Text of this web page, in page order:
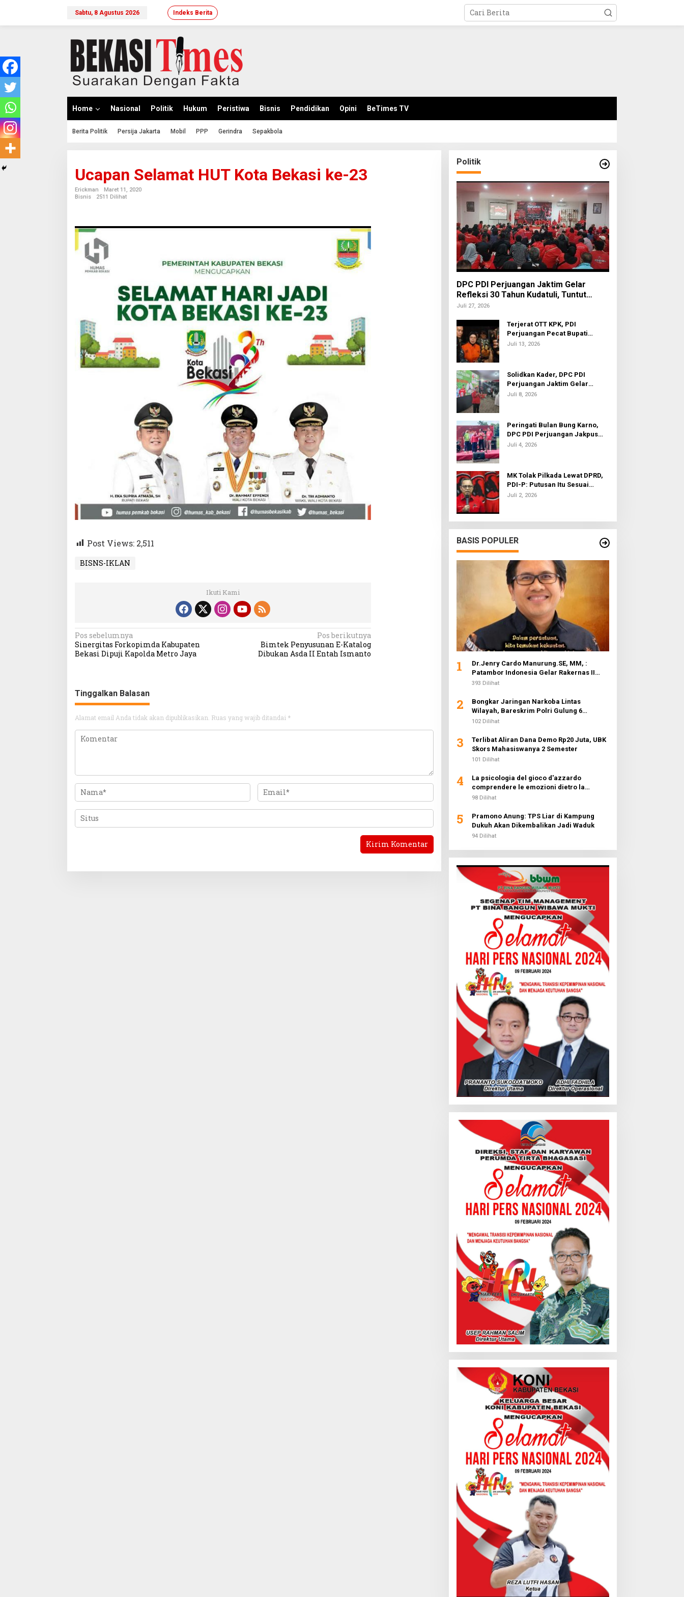
Sabtu, 8 Agustus 2026 Indeks Berita
Home Nasional Politik Hukum Peristiwa Bisnis Pendidikan Opini BeTimes TV
Berita Politik Persija Jakarta Mobil PPP Gerindra Sepakbola
Ucapan Selamat HUT Kota Bekasi ke-23
Erickman
Maret 11, 2020
Bisnis
2511 Dilihat
Post Views: 2,511
BISNS-IKLAN
Ikuti Kami
Navigasi
pos
Pos sebelumnya
Sinergitas Forkopimda Kabupaten
Bekasi Dipuji Kapolda Metro Jaya
Pos berikutnya
Bimtek Penyusunan E-Katalog
Dibukan Asda II Entah Ismanto
Tinggalkan Balasan
Alamat email Anda tidak akan dipublikasikan. Ruas yang wajib ditandai *
Politik
DPC PDI Perjuangan Jaktim Gelar
Refleksi 30 Tahun Kudatuli, Tuntut
Penuntasan Hukum Aktor Intelektual
Juli 27, 2026
Terjerat OTT KPK, PDI
Perjuangan Pecat Bupati
Sukoharjo Etik Suryani
Juli 13, 2026
Solidkan Kader, DPC PDI
Perjuangan Jaktim Gelar
Nobar Piala Dunia 2026
Juli 8, 2026
Peringati Bulan Bung Karno,
DPC PDI Perjuangan Jakpus
Gelar Turnamen Sepak Bola U-
Juli 4, 2026
MK Tolak Pilkada Lewat DPRD,
PDI-P: Putusan Itu Sesuai
dengan Semangat Reformasi
Juli 2, 2026
BASIS POPULER
1
Dr.Jenry Cardo Manurung.SE, MM, :
Patambor Indonesia Gelar Rakernas II
Evaluasi Program Kerja
393 Dilihat
2
Bongkar Jaringan Narkoba Lintas
Wilayah, Bareskrim Polri Gulung 6
Pengedar dan Buru 2 DPO
102 Dilihat
3
Terlibat Aliran Dana Demo Rp20 Juta, UBK
Skors Mahasiswanya 2 Semester
101 Dilihat
4
La psicologia del gioco d'azzardo
comprendere le emozioni dietro la
fortuna
98 Dilihat
5
Pramono Anung: TPS Liar di Kampung
Dukuh Akan Dikembalikan Jadi Waduk
94 Dilihat